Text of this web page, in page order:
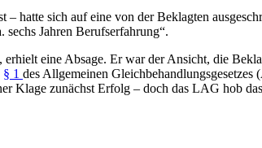
hatte sich auf eine von der Beklagten
Jahren Berufserfahrung“.
eine Absage. Er war der Ansicht, die
§ 1 des Allgemeinen
Klage zunächst Erfolg – doch das LAG hob